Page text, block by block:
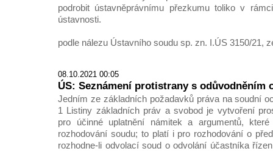
podrobit ústavněprávnímu přezkumu toliko v
ústavnosti.
podle nálezu Ústavního soudu sp. zn. I.ÚS 3150/21,
08.10.2021 00:05
ÚS: Seznámení protistrany s odůvodněním
Jedním ze základních požadavků práva na soudní
1 Listiny základních práv a svobod je vytvoření
pro účinné uplatnění námitek a argumentů,
rozhodování soudu; to platí i pro rozhodování o
rozhodne-li odvolací soud o odvolání účastníka